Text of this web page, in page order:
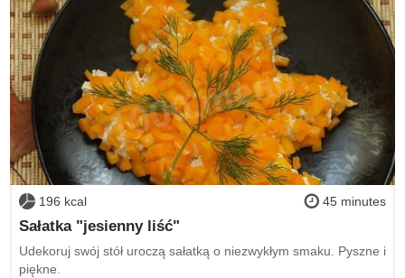
196 kcal 45 minutes
Sałatka "jesienny liść"
Udekoruj swój stół uroczą sałatką o niezwykłym smaku. Pyszne i
piękne.